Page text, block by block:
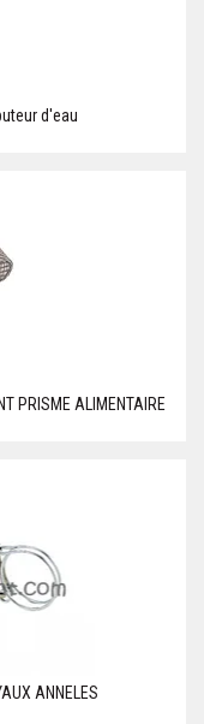
d'eau
PRISME ALIMENTAIRE
ANNELES